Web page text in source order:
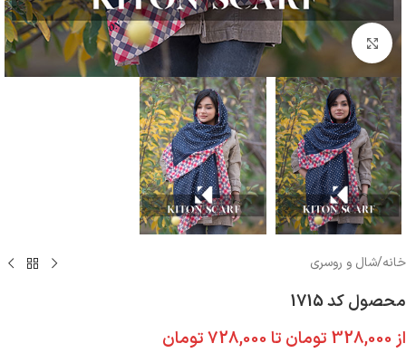
بزرگنمایی تصویر
خانه/شال و روسری
محصول کد 1715
از 328,000 تومان تا 728,000تومان